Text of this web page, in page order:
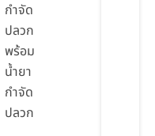
กำจัด
ปลวก
พร้อม
น้ำยา
กำจัด
ปลวก